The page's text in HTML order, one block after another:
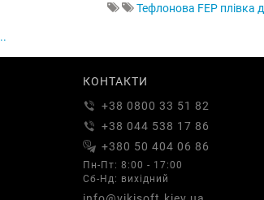
Тефлонова FEP
..
КОНТАКТИ
+38 0800 33 51 82
+38 044 538 17 86
+380 50 404 06 86
Пн-Пт: 8:00 - 17:00
Сб-Нд: вихідний